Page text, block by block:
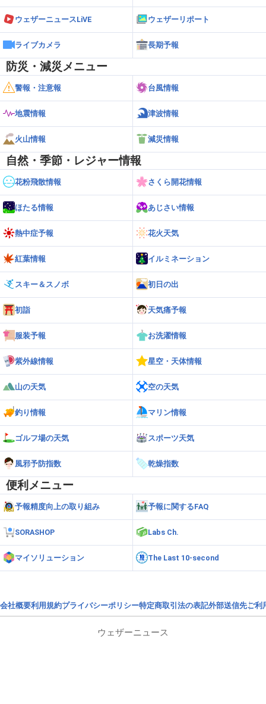
24
25
道東
太田
13:05
26
道南
熊石 30.3℃
道南
高松
14:11
28
道南
穂別
29
道南
日高
30 三石
ウェザーニュースLiVE ウェザーリポート
ライブカメラ 長期予報
防災・減災メニュー
警報・注意報 台風情報
地震情報 津波情報
火山情報 減災情報
自然・季節・レジャー情報
花粉飛散情報 さくら開花情報
ほたる情報 あじさい情報
熱中症予報 花火天気
紅葉情報 イルミネーション
スキー＆スノボ 初日の出
初詣 天気痛予報
服装予報 お洗濯情報
紫外線情報 星空・天体情報
山の天気 空の天気
釣り情報 マリン情報
ゴルフ場の天気 スポーツ天気
風邪予防指数 乾燥指数
便利メニュー
予報精度向上の取り組み 予報に関するFAQ
SORASHOP Labs Ch.
マイソリューション The Last 10-second
会社概要利用規約プライバシーポリシー特定商取引法の表記外部送信先ご利
ウェザーニュース